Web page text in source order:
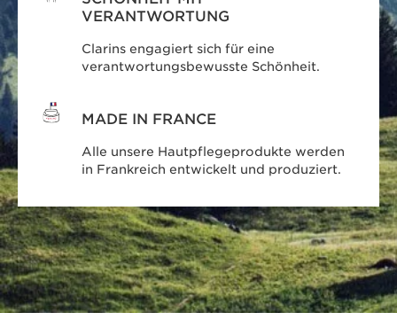
VERANTWORTUNG
Clarins engagiert sich für eine
verantwortungsbewusste Schönheit.
MADE IN FRANCE
Alle unsere Hautpflegeprodukte werden
in Frankreich entwickelt und produziert.